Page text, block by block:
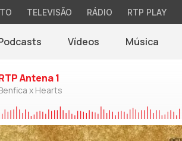
TELEVISÃO RÁDIO RTP PLAY
Vídeos Música
Antena 1
x Hearts